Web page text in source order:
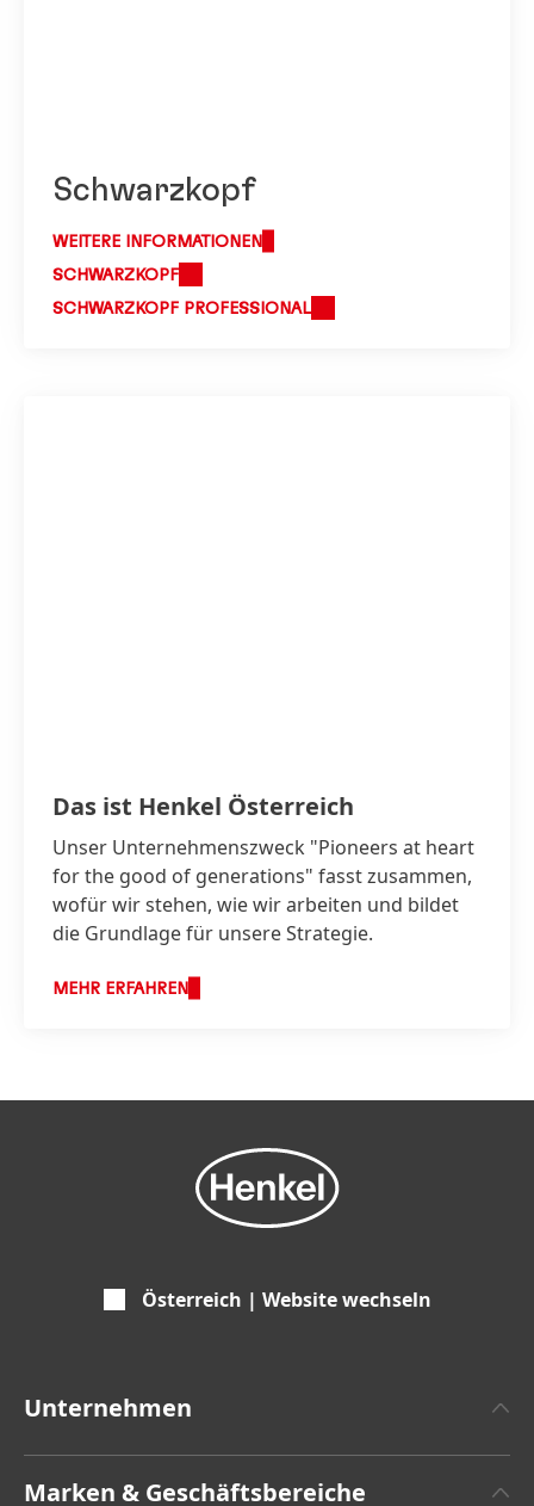
Schwarzkopf
WEITERE INFORMATIONEN
SCHWARZKOPF
SCHWARZKOPF PROFESSIONAL
Das ist Henkel Österreich
Unser Unternehmenszweck "Pioneers at heart
for the good of generations" fasst zusammen,
wofür wir stehen, wie wir arbeiten und bildet
die Grundlage für unsere Strategie.
MEHR ERFAHREN
Österreich | Website wechseln
Unternehmen
Marken & Geschäftsbereiche